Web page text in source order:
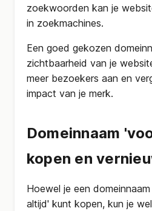
zoekwoorden kan je
in zoekmachines.
Een goed gekozen
zichtbaarheid van je
meer bezoekers aan en
impact van je merk.
Domeinnaam
kopen en
Hoewel je een
altijd' kunt kopen, kun je